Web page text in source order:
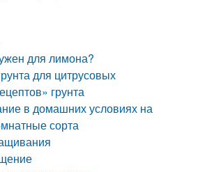
для лимона?
для цитрусовых
грунта
в домашних условиях на
сорта